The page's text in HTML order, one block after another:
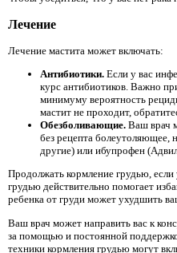
Лечение
Лечение мастита может включать:
Антибиотики. Если у вас
курс антибиотиков. Важно
минимуму вероятность
мастит не проходит,
Обезболивающие. Ваш врач
без рецепта болеутоляющее,
другие) или ибупрофен
Продолжать кормление грудью, если
грудью действительно помогает
ребенка от груди может ухудшить
Ваш врач может направить вас к
за помощью и постоянной
техники кормления грудью могут